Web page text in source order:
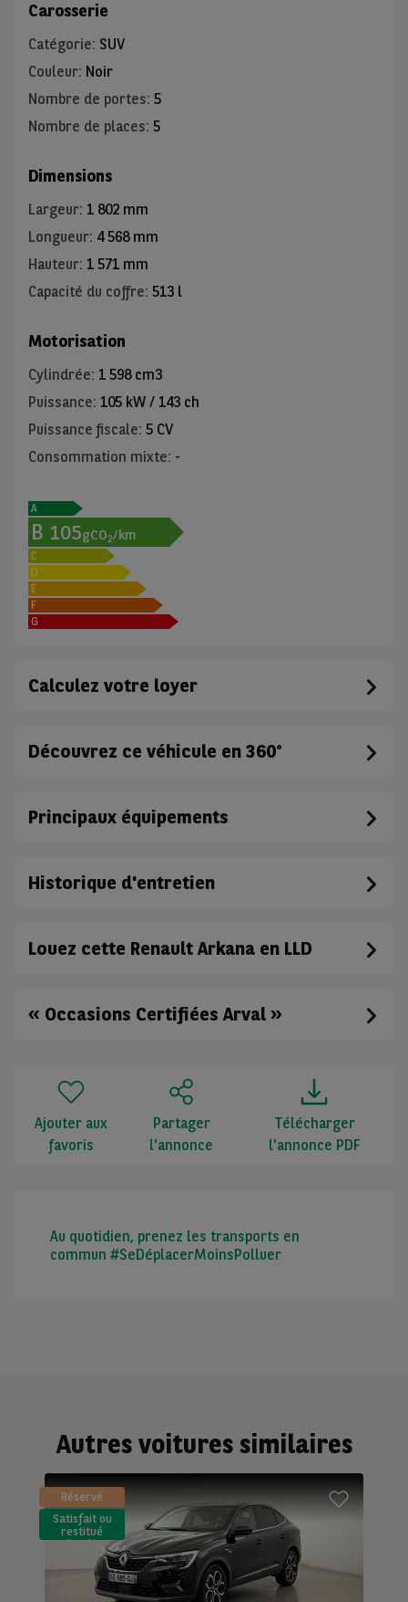
Carosserie
Catégorie: SUV
Couleur: Noir
Nombre de portes: 5
Nombre de places: 5
Dimensions
Largeur: 1 802 mm
Longueur: 4 568 mm
Hauteur: 1 571 mm
Capacité du coffre: 513 l
Motorisation
Cylindrée: 1 598 cm3
Puissance: 105 kW / 143 ch
Puissance fiscale: 5 CV
Consommation mixte: -
A
B 105gCO2/km
C
D
E
F
G
Calculez votre loyer
Découvrez ce véhicule en 360°
Principaux équipements
Historique d'entretien
Louez cette Renault Arkana en LLD
« Occasions Certifiées Arval »
Ajouter aux
favoris
Partager
l'annonce
Télécharger
l'annonce PDF
Au quotidien, prenez les transports en
commun #SeDéplacerMoinsPolluer
Autres voitures similaires
Réservé
Satisfait ou
restitué
(LLD)*